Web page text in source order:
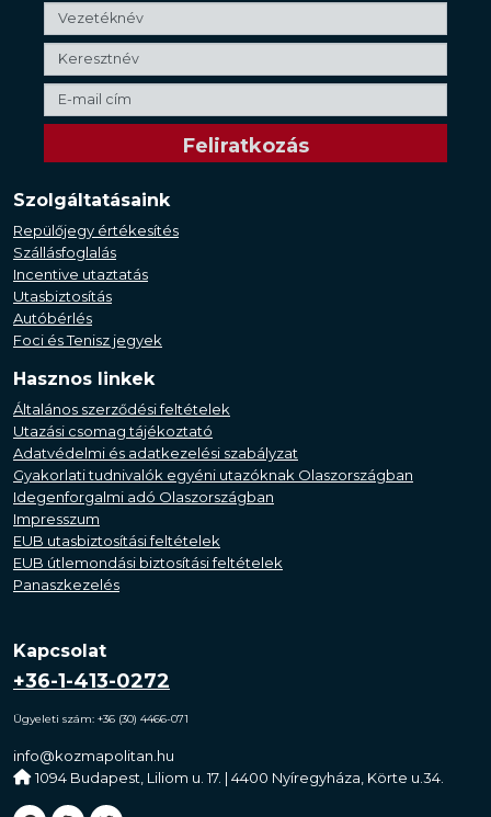
Szolgáltatásaink
Repülőjegy értékesítés
Szállásfoglalás
Incentive utaztatás
Utasbiztosítás
Autóbérlés
Foci és Tenisz jegyek
Hasznos linkek
Általános szerződési feltételek
Utazási csomag tájékoztató
Adatvédelmi és adatkezelési szabályzat
Gyakorlati tudnivalók egyéni utazóknak Olaszországban
Idegenforgalmi adó Olaszországban
Impresszum
EUB utasbiztosítási feltételek
EUB útlemondási biztosítási feltételek
Panaszkezelés
Kapcsolat
+36-1-413-0272
Ügyeleti szám: +36 (30) 4466-071
info@kozmapolitan.hu
1094 Budapest, Liliom u. 17. | 4400 Nyíregyháza, Körte u.34.